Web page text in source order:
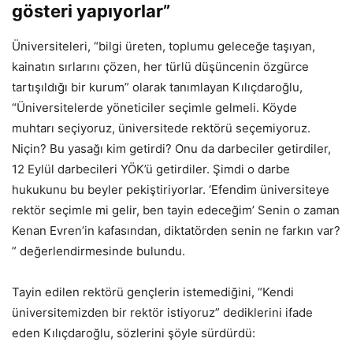
gösteri yapıyorlar”
Üniversiteleri, “bilgi üreten, toplumu geleceğe taşıyan,
kainatın sırlarını çözen, her türlü düşüncenin özgürce
tartışıldığı bir kurum” olarak tanımlayan Kılıçdaroğlu,
“Üniversitelerde yöneticiler seçimle gelmeli. Köyde
muhtarı seçiyoruz, üniversitede rektörü seçemiyoruz.
Niçin? Bu yasağı kim getirdi? Onu da darbeciler getirdiler,
12 Eylül darbecileri YÖK’ü getirdiler. Şimdi o darbe
hukukunu bu beyler pekiştiriyorlar. ‘Efendim üniversiteye
rektör seçimle mi gelir, ben tayin edeceğim’ Senin o zaman
Kenan Evren’in kafasından, diktatörden senin ne farkın var?
” değerlendirmesinde bulundu.
Tayin edilen rektörü gençlerin istemediğini, “Kendi
üniversitemizden bir rektör istiyoruz” dediklerini ifade
eden Kılıçdaroğlu, sözlerini şöyle sürdürdü: